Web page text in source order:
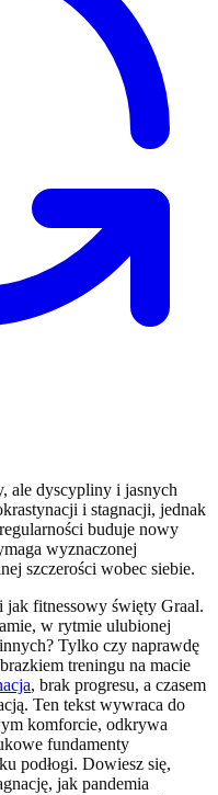
ale dyscypliny i jasnych
i stagnacji, jednak
buduje nowy
wyznaczonej
szczerości wobec siebie.
fitnessowy święty Graal.
w rytmie ulubionej
Tylko czy naprawdę
treningu na macie
, brak progresu, a czasem
Ten tekst wywraca do
komforcie, odkrywa
fundamenty
podłogi. Dowiesz się,
jak pandemia